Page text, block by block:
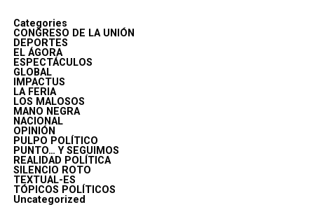
Categories
CONGRESO DE LA UNIÓN
DEPORTES
EL ÁGORA
ESPECTÁCULOS
GLOBAL
IMPACTUS
LA FERIA
LOS MALOSOS
MANO NEGRA
NACIONAL
OPINIÓN
PULPO POLÍTICO
PUNTO… Y SEGUIMOS
REALIDAD POLÍTICA
SILENCIO ROTO
TEXTUAL-ES
TÓPICOS POLÍTICOS
Uncategorized